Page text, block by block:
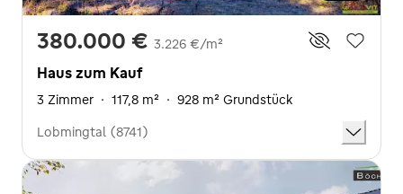
380.000 € 3.226 €/m²
Haus zum Kauf
3 Zimmer · 117,8 m² · 928 m² Grundstück
Lobmingtal (8741)